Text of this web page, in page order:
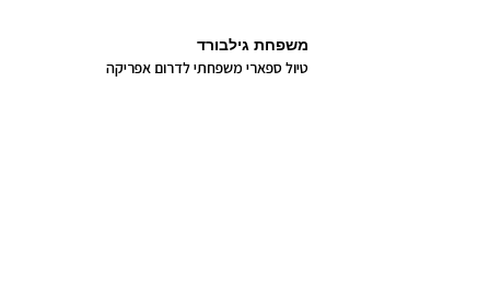
משפחת גילבורד
טיול ספארי משפחתי לדרום אפריקה